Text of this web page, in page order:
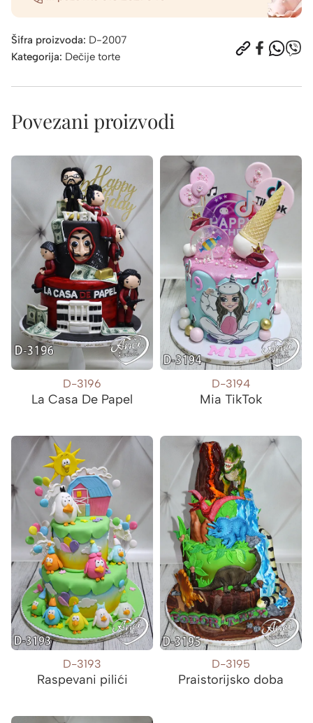
Šifra proizvoda: D-2007
Kategorija: Dečije torte
Povezani proizvodi
D-3196
La Casa De Papel
D-3194
Mia TikTok
D-3193
Raspevani pilići
D-3195
Praistorijsko doba